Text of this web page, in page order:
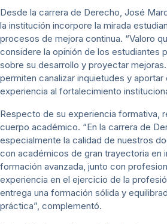
Desde la carrera de Derecho, José
la institución incorpore la mirada
procesos de mejora continua. “Valoro
considere la opinión de los estudiantes
sobre su desarrollo y proyectar
permiten canalizar inquietudes y aportar
experiencia al fortalecimiento
Respecto de su experiencia formativa,
cuerpo académico. “En la carrera de
especialmente la calidad de nuestros
con académicos de gran trayectoria en
formación avanzada, junto con
experiencia en el ejercicio de la
entrega una formación sólida y
práctica”, complementó.